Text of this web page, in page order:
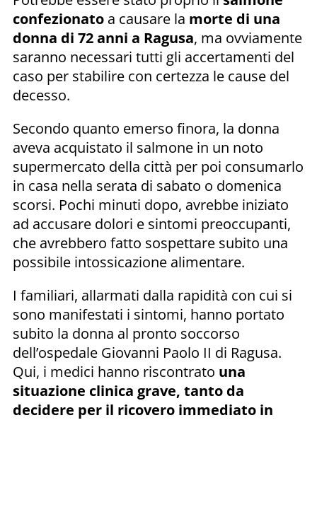
confezionato a causare la morte di una
donna di 72 anni a Ragusa, ma ovviamente
saranno necessari tutti gli accertamenti del
caso per stabilire con certezza le cause del
decesso.
Secondo quanto emerso finora, la donna
aveva acquistato il salmone in un noto
supermercato della città per poi consumarlo
in casa nella serata di sabato o domenica
scorsi. Pochi minuti dopo, avrebbe iniziato
ad accusare dolori e sintomi preoccupanti,
che avrebbero fatto sospettare subito una
possibile intossicazione alimentare.
I familiari, allarmati dalla rapidità con cui si
sono manifestati i sintomi, hanno portato
subito la donna al pronto soccorso
dell’ospedale Giovanni Paolo II di Ragusa.
Qui, i medici hanno riscontrato una
situazione clinica grave, tanto da
decidere per il ricovero immediato in